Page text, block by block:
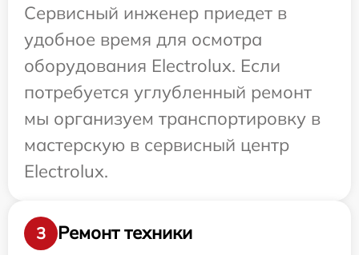
Сервисный инженер приедет в
удобное время для осмотра
оборудования Electrolux. Если
потребуется углубленный ремонт
мы организуем транспортировку в
мастерскую в сервисный центр
Electrolux.
3 Ремонт техники